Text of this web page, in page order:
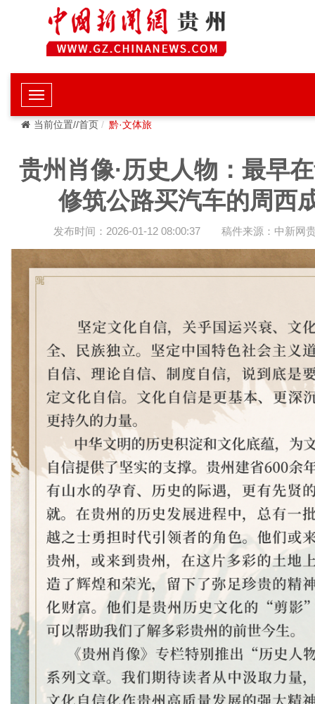
当前位置//首页 黔·文体旅
贵州肖像·历史人物：最早
修筑公路买汽车的周西
发布时间：2026-01-12 08:00:37 稿件来源：中新网